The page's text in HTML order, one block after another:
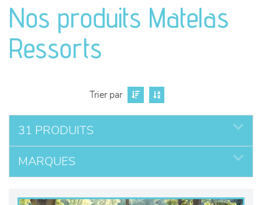
séjours
meubles de complément
literie
décoration
Nos produits Matelas
Ressorts
Trier par
31 PRODUITS
MARQUES